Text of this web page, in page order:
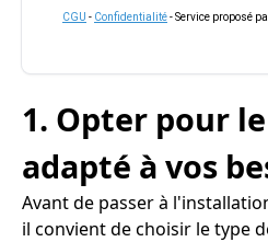
CGU - Confidentialité- Service proposé
1. Opter pour
adapté à vos
Avant de passer à
il convient de choisir le type